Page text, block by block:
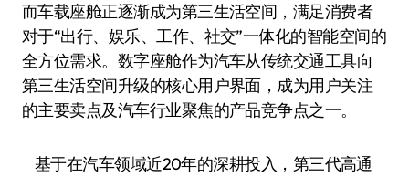
而车载座舱正逐渐成为第三生活空间，满足消费者
对于“出行、娱乐、工作、社交”一体化的智能空间的
全方位需求。数字座舱作为汽车从传统交通工具向
第三生活空间升级的核心用户界面，成为用户关注
的主要卖点及汽车行业聚焦的产品竞争点之一。
基于在汽车领域近20年的深耕投入，第三代高通